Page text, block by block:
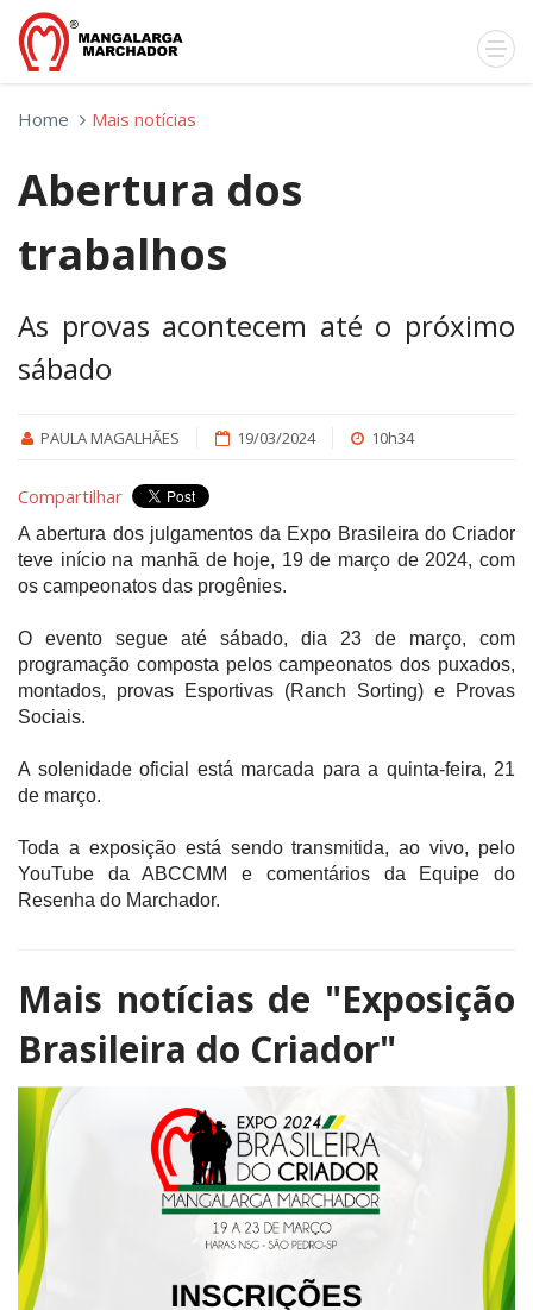
Home Mais notícias
Abertura dos
trabalhos
As provas acontecem até o próximo
sábado
PAULA MAGALHÃES 19/03/2024 10h34
Compartilhar
A abertura dos julgamentos da Expo Brasileira do Criador
teve início na manhã de hoje, 19 de março de 2024, com
os campeonatos das progênies.
O evento segue até sábado, dia 23 de março, com
programação composta pelos campeonatos dos puxados,
montados, provas Esportivas (Ranch Sorting) e Provas
Sociais.
A solenidade oficial está marcada para a quinta-feira, 21
de março.
Toda a exposição está sendo transmitida, ao vivo, pelo
YouTube da ABCCMM e comentários da Equipe do
Resenha do Marchador.
Mais notícias de "Exposição
Brasileira do Criador"